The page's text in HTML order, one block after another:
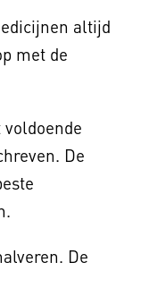
altijd
met de
De
De